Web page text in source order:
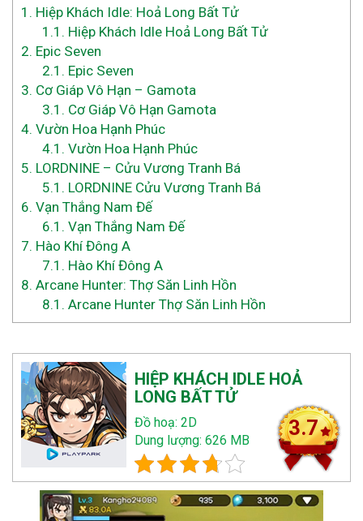
1. Hiệp Khách Idle: Hoả Long Bất Tử
1.1. Hiệp Khách Idle Hoả Long Bất Tử
2. Epic Seven
2.1. Epic Seven
3. Cơ Giáp Vô Hạn – Gamota
3.1. Cơ Giáp Vô Hạn Gamota
4. Vườn Hoa Hạnh Phúc
4.1. Vườn Hoa Hạnh Phúc
5. LORDNINE – Cửu Vương Tranh Bá
5.1. LORDNINE Cửu Vương Tranh Bá
6. Vạn Thắng Nam Đế
6.1. Vạn Thắng Nam Đế
7. Hào Khí Đông A
7.1. Hào Khí Đông A
8. Arcane Hunter: Thợ Săn Linh Hồn
8.1. Arcane Hunter Thợ Săn Linh Hồn
HIỆP KHÁCH IDLE HOẢ
LONG BẤT TỬ
Đồ hoạ: 2D
Dung lượng: 626 MB
3.7